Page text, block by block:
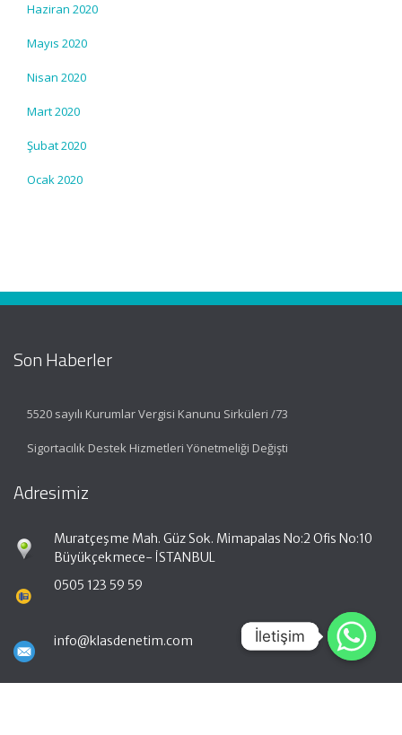
Haziran 2020
Mayıs 2020
Nisan 2020
Mart 2020
Şubat 2020
Ocak 2020
Son Haberler
5520 sayılı Kurumlar Vergisi Kanunu Sirküleri /73
Sigortacılık Destek Hizmetleri Yönetmeliği Değişti
Adresimiz
Muratçeşme Mah. Güz Sok. Mimapalas No:2 Ofis No:10
Büyükçekmece- İSTANBUL
0505 123 59 59
info@klasdenetim.com İletişim
İletişim